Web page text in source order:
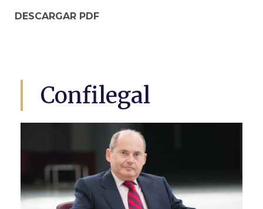
DESCARGAR PDF
Confilegal